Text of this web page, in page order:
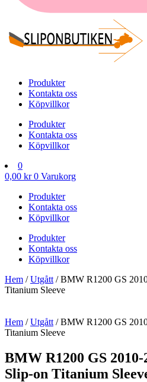
Produkter
Kontakta oss
Köpvillkor
Produkter
Kontakta oss
Köpvillkor
0
0,00 kr 0 Varukorg
Produkter
Kontakta oss
Köpvillkor
Produkter
Kontakta oss
Köpvillkor
Hem /Utgått / BMW R1200 GS
Titanium Sleeve
Hem /Utgått / BMW R1200 GS
Titanium Sleeve
BMW R1200 GS
Slip-on Titanium